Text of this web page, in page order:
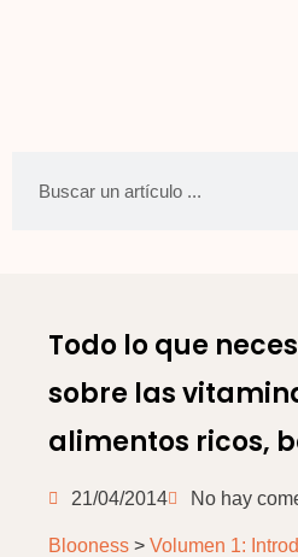
Todo lo que
sobre las
alimentos ricos,
21/04/2014 No hay
Blooness > Volumen 1: